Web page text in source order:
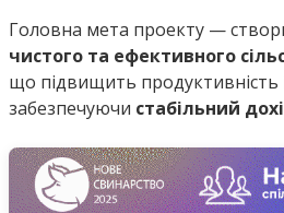
Головна мета проекту —
чистого та ефективного
що підвищить продуктивність і
забезпечуючи стабільний